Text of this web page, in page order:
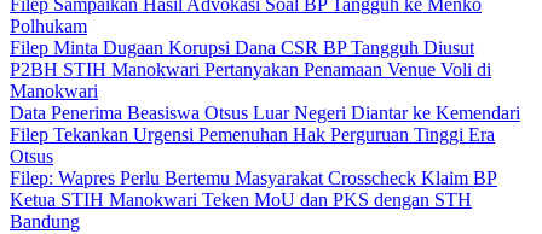
Filep Sampaikan Hasil Advokasi Soal BP Tangguh ke Menko
Polhukam
Filep Minta Dugaan Korupsi Dana CSR BP Tangguh Diusut
P2BH STIH Manokwari Pertanyakan Penamaan Venue Voli di
Manokwari
Data Penerima Beasiswa Otsus Luar Negeri Diantar ke Kemendari
Filep Tekankan Urgensi Pemenuhan Hak Perguruan Tinggi Era
Otsus
Filep: Wapres Perlu Bertemu Masyarakat Crosscheck Klaim BP
Ketua STIH Manokwari Teken MoU dan PKS dengan STH
Bandung